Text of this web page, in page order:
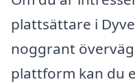
plattsättare i
noggrant
plattform kan du